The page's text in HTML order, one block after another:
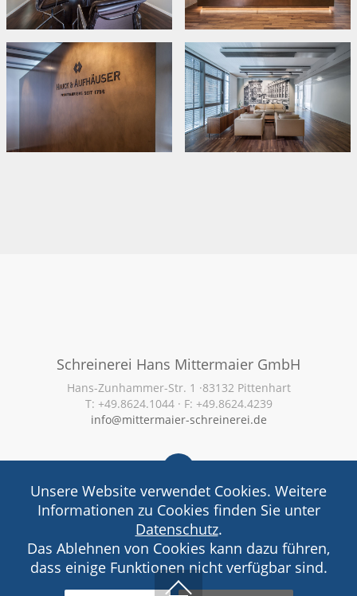
Schreinerei Hans Mittermaier GmbH
Hans-Zunhammer-Str. 1 ·83132 Pittenhart
T: +49.8624.1044 · F: +49.8624.4239
info@mittermaier-schreinerei.de
Ausbildung· Stellenangebote· AGB·Datenschutz·
Impressum
Copyright (c) 2023
Unsere Website verwendet Cookies. Weitere
Informationen zu Cookies finden Sie unter
Datenschutz.
Das Ablehnen von Cookies kann dazu führen,
dass einige Funktionen nicht verfügbar sind.